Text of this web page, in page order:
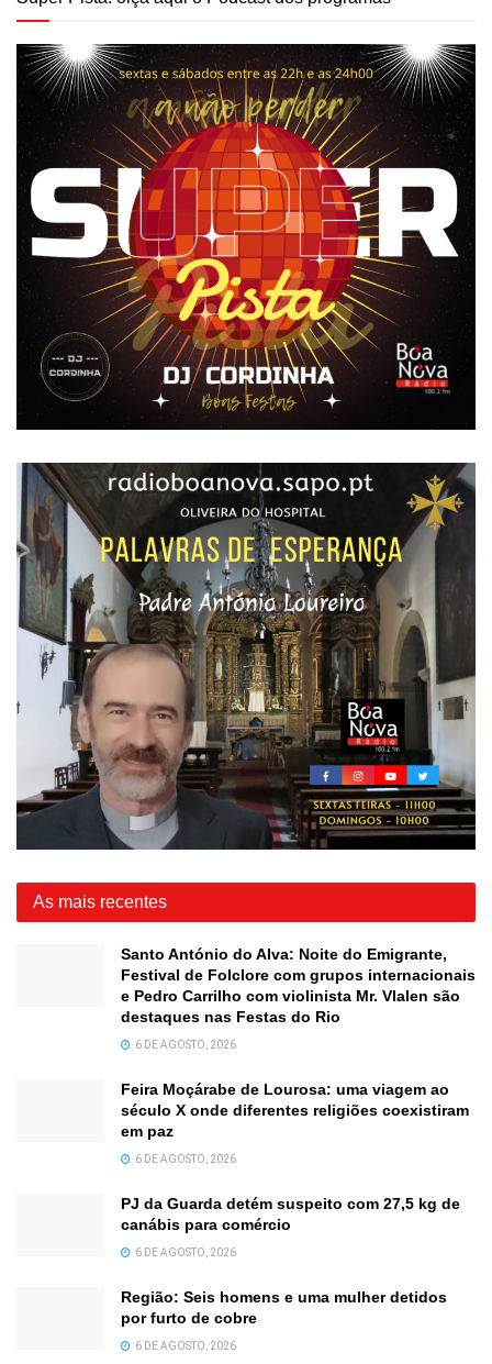
As mais recentes
Santo António do Alva: Noite do Emigrante,
Festival de Folclore com grupos internacionais
e Pedro Carrilho com violinista Mr. Vlalen são
destaques nas Festas do Rio
6 DE AGOSTO, 2026
Feira Moçárabe de Lourosa: uma viagem ao
século X onde diferentes religiões coexistiram
em paz
6 DE AGOSTO, 2026
PJ da Guarda detém suspeito com 27,5 kg de
canábis para comércio
6 DE AGOSTO, 2026
Região: Seis homens e uma mulher detidos
por furto de cobre
6 DE AGOSTO, 2026